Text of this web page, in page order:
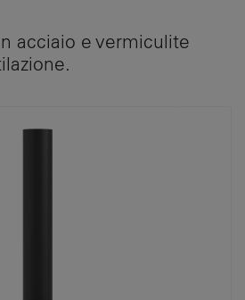
acciaio e vermiculite